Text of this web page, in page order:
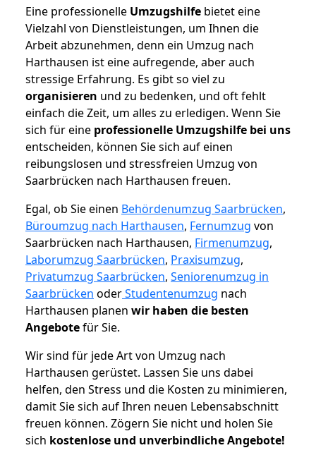
Eine professionelle Umzugshilfe bietet eine
Vielzahl von Dienstleistungen, um Ihnen die
Arbeit abzunehmen, denn ein Umzug nach
Harthausen ist eine aufregende, aber auch
stressige Erfahrung. Es gibt so viel zu
organisieren und zu bedenken, und oft fehlt
einfach die Zeit, um alles zu erledigen. Wenn Sie
sich für eine professionelle Umzugshilfe bei uns
entscheiden, können Sie sich auf einen
reibungslosen und stressfreien Umzug von
Saarbrücken nach Harthausen freuen.
Egal, ob Sie einen Behördenumzug Saarbrücken,
Büroumzug nach Harthausen, Fernumzug von
Saarbrücken nach Harthausen, Firmenumzug,
Laborumzug Saarbrücken, Praxisumzug,
Privatumzug Saarbrücken, Seniorenumzug in
Saarbrücken oderStudentenumzug nach
Harthausen planen wir haben die besten
Angebotefür Sie.
Wir sind für jede Art von Umzug nach
Harthausen gerüstet. Lassen Sie uns dabei
helfen, den Stress und die Kosten zu minimieren,
damit Sie sich auf Ihren neuen Lebensabschnitt
freuen können. Zögern Sie nicht und holen Sie
sich kostenlose und unverbindliche Angebote!